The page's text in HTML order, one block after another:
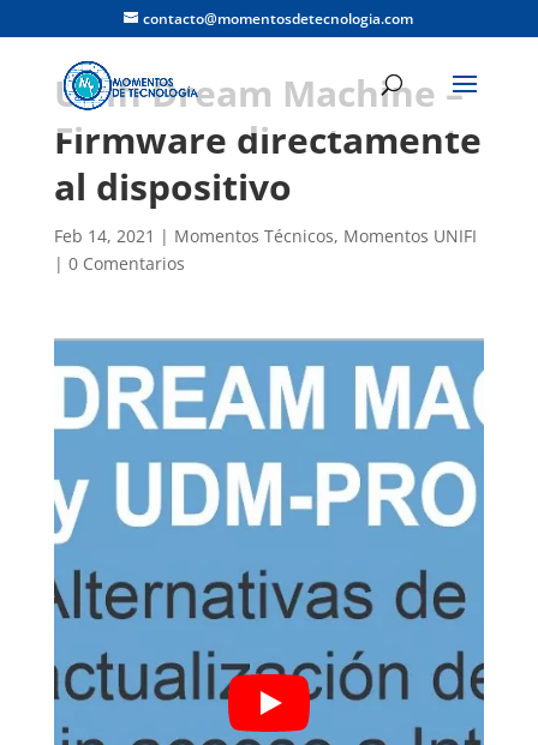
contacto@momentosdetecnologia.com
Unifi Dream Machine –
Firmware directamente
al dispositivo
Feb 14, 2021 | Momentos Técnicos, Momentos UNIFI
| 0 Comentarios